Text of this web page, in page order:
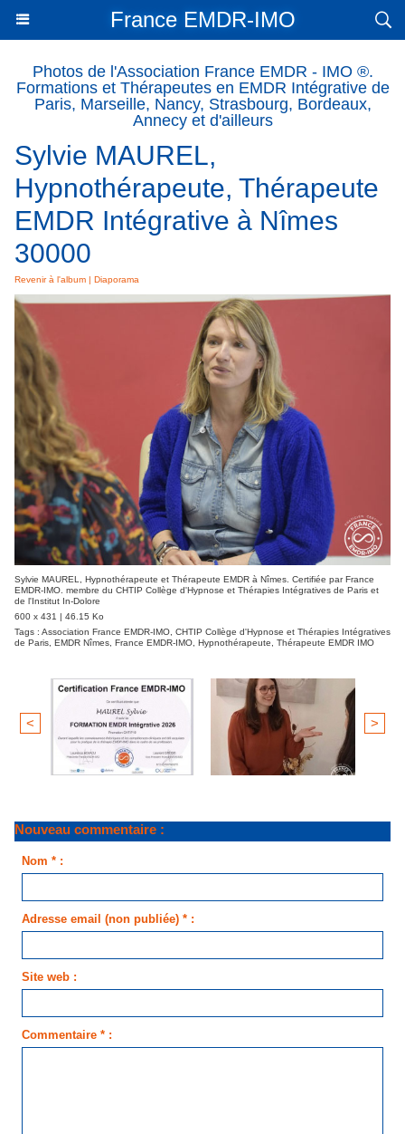
France EMDR-IMO
Photos de l'Association France EMDR - IMO ®.
Formations et Thérapeutes en EMDR Intégrative de
Paris, Marseille, Nancy, Strasbourg, Bordeaux,
Annecy et d'ailleurs
Sylvie MAUREL,
Hypnothérapeute, Thérapeute
EMDR Intégrative à Nîmes
30000
Revenir à l'album | Diaporama
Sylvie MAUREL, Hypnothérapeute et Thérapeute EMDR à Nîmes. Certifiée par France
EMDR-IMO. membre du CHTIP Collège d'Hypnose et Thérapies Intégratives de Paris et
de l'Institut In-Dolore
600 x 431 | 46.15 Ko
Tags : Association France EMDR-IMO CHTIP Collège d'Hypnose et Thérapies Intégratives
de Paris EMDR Nîmes France EMDR-IMO Hypnothérapeute Thérapeute EMDR IMO
< >
Nouveau commentaire :
Nom * :
Adresse email (non publiée) * :
Site web :
Commentaire * :